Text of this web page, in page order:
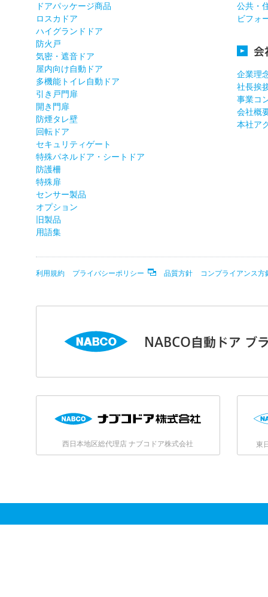
ドアパッケージ商品
ロスカドア
ハイグランドドア
防火戸
気密・遮音ドア
屋内向け自動ドア
多機能トイレ自動ドア
引き戸門扉
開き門扉
防煙タレ壁
回転ドア
セキュリティゲート
特殊パネルドア・シートドア
防護柵
特殊扉
センサー製品
オプション
旧製品
用語集
公共・
ビフォ
会
企業理
社長挨
事業コ
会社概
本社ア
利用規約 プライバシーポリシー 品質方針 コンプライアンス方
NABCO自動ドア ブ
西日本地区総代理店 ナブコドア株式会社 東